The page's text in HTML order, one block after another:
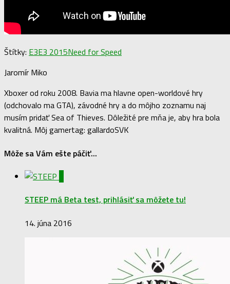
Štítky: E3E3 2015Need for Speed
Jaromír Miko
Xboxer od roku 2008. Bavia ma hlavne open-worldové hry
(odchovalo ma GTA), závodné hry a do môjho zoznamu naj
musím pridať Sea of Thieves. Dôležité pre mňa je, aby hra bola
kvalitná. Môj gamertag: gallardoSVK
Môže sa Vám ešte páčiť...
STEEP má Beta test, prihlásiť sa môžete tu!
14. júna 2016